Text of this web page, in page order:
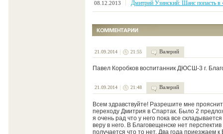
08.12.2013 Дмитрий Узинский: Шанс попасть в
21.09.2014 21:55 Валерий
Павел Коробков воспитанник ДЮСШ-3 г.
21.09.2014 21:48 Валерий
Всем здравствуйте! Разрешите мне
переходу Дмитрия в Спартак. Было 2
я очень рад что у него пока все
веру в него. В Благовещенске нет
получается что то нет. Два года приезжаем